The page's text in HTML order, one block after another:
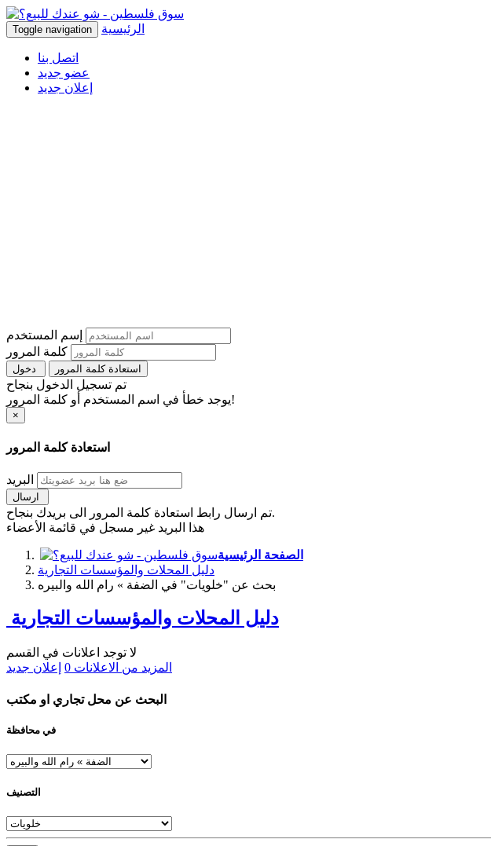
Toggle navigation الرئيسية
اتصل بنا
عضو جديد
إعلان جديد
إسم المستخدم
كلمة المرور
استعادة كلمة المرور
تم تسجيل الدخول بنجاح
يوجد خطأ في اسم المستخدم أو كلمة المرور!
×
استعادة كلمة المرور
البريد
تم ارسال رابط استعادة كلمة المرور الى بريدك بنجاح.
هذا البريد غير مسجل في قائمة الأعضاء
الصفحة الرئيسية
دليل المحلات والمؤسسات التجارية
بحث عن "خلويات" في الضفة » رام الله والبيره
دليل المحلات والمؤسسات التجارية
لا توجد اعلانات في القسم
المزيد من الاعلانات 0 إعلان جديد
البحث عن محل تجاري او مكتب
في محافظة
التصنيف